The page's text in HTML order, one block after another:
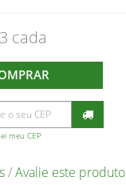
meu CEP
/Avalie este produto